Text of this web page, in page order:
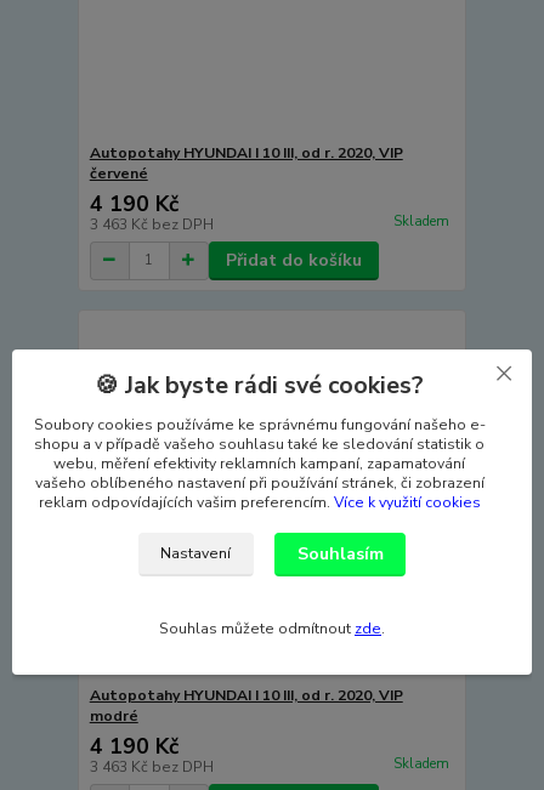
Autopotahy HYUNDAI I 10 III, od r. 2020, VIP
červené
4 190 Kč
3 463 Kč bez DPH Skladem
Přidat do košíku
Autopotahy HYUNDAI I 10 III, od r. 2020, VIP
modré
4 190 Kč
3 463 Kč bez DPH Skladem
🍪 Jak byste rádi své cookies?
Soubory cookies používáme ke správnému fungování našeho e-
shopu a v případě vašeho souhlasu také ke sledování statistik o
webu, měření efektivity reklamních kampaní, zapamatování
vašeho oblíbeného nastavení při používání stránek, či zobrazení
reklam odpovídajících vašim preferencím. Více k využití cookies
Nastavení Souhlasím
Souhlas můžete odmítnout zde.